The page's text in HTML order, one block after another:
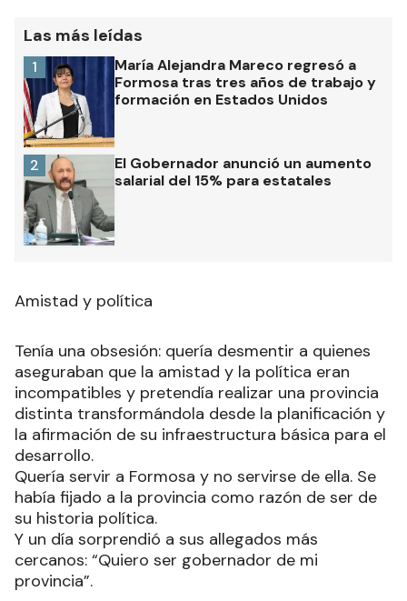
Las más leídas
María Alejandra Mareco regresó a
Formosa tras tres años de trabajo y
formación en Estados Unidos
1
El Gobernador anunció un aumento
salarial del 15% para estatales
2
Amistad y política
Tenía una obsesión: quería desmentir a quienes
aseguraban que la amistad y la política eran
incompatibles y pretendía realizar una provincia
distinta transformándola desde la planificación y
la afirmación de su infraestructura básica para el
desarrollo.
Quería servir a Formosa y no servirse de ella. Se
había fijado a la provincia como razón de ser de
su historia política.
Y un día sorprendió a sus allegados más
cercanos: “Quiero ser gobernador de mi
provincia”.